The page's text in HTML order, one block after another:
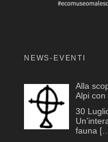
NEWS-EVENTI
Alla
Alpi con
30
fauna